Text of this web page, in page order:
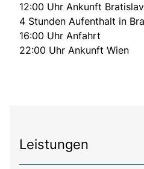
12:00 Uhr Ankunft
4 Stunden Aufenthalt in
16:00 Uhr Anfahrt
22:00 Uhr Ankunft Wien
Leistungen